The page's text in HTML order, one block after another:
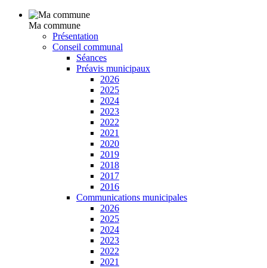
Ma commune
Présentation
Conseil communal
Séances
Préavis municipaux
2026
2025
2024
2023
2022
2021
2020
2019
2018
2017
2016
Communications municipales
2026
2025
2024
2023
2022
2021